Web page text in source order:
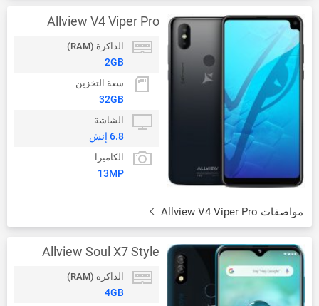
Allview V4 Viper Pro
الذاكرة (RAM)
2GB
سعة التخزين
32GB
الشاشة
6.8 إنش
الكاميرا
13MP
مواصفات Allview V4 Viper Pro
Allview Soul X7 Style
الذاكرة (RAM)
4GB